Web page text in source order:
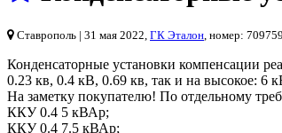
Ставрополь | 31 мая 2022, ГК Эталон, номер:
Конденсаторные установки компенсации
0.23 кв, 0.4 кВ, 0.69 кв, так и на высокое:
На заметку покупателю! По отдельному
ККУ 0.4 5 кВАр;
ККУ 0.4 7.5 кВАр;